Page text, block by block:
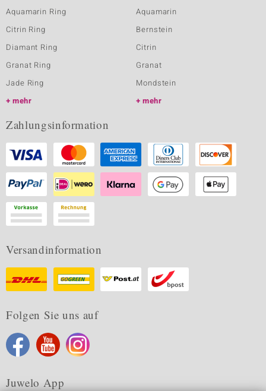
Aquamarin Ring
Citrin Ring
Diamant Ring
Granat Ring
Jade Ring
mehr
Aquamarin
Bernstein
Citrin
Granat
Mondstein
mehr
Zahlungsinformation
Versandinformation
Folgen Sie uns auf
Juwelo App